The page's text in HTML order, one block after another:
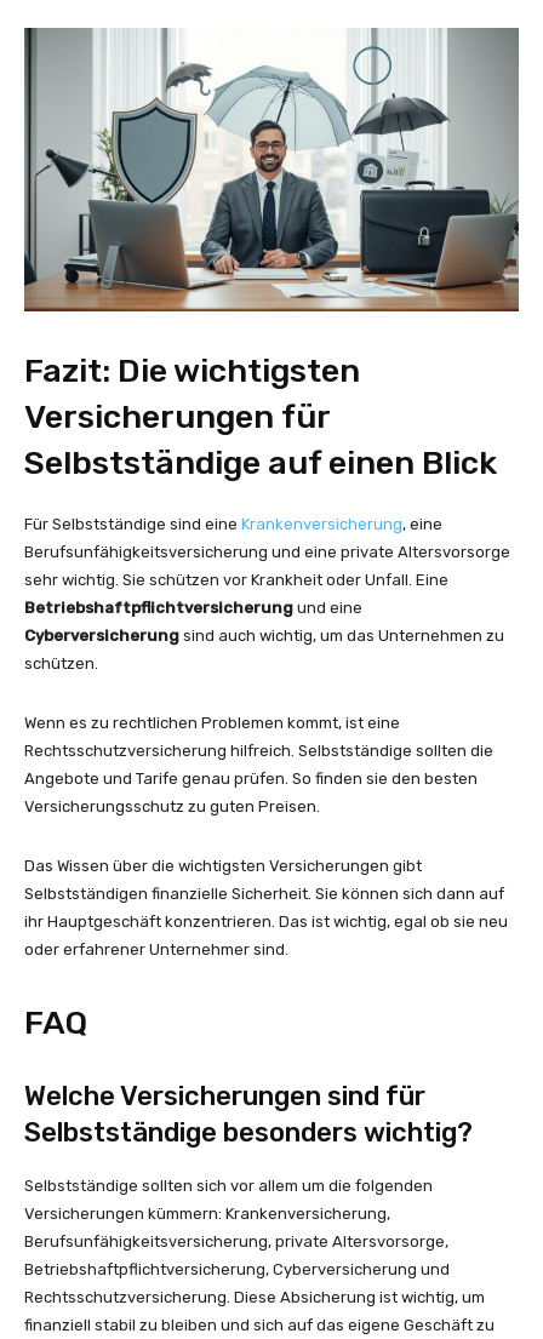
Fazit: Die wichtigsten
Versicherungen für
Selbstständige auf einen Blick
Für Selbstständige sind eine Krankenversicherung, eine
Berufsunfähigkeitsversicherung und eine private Altersvorsorge
sehr wichtig. Sie schützen vor Krankheit oder Unfall. Eine
Betriebshaftpflichtversicherung und eine
Cyberversicherung sind auch wichtig, um das Unternehmen zu
schützen.
Wenn es zu rechtlichen Problemen kommt, ist eine
Rechtsschutzversicherung hilfreich. Selbstständige sollten die
Angebote und Tarife genau prüfen. So finden sie den besten
Versicherungsschutz zu guten Preisen.
Das Wissen über die wichtigsten Versicherungen gibt
Selbstständigen finanzielle Sicherheit. Sie können sich dann auf
ihr Hauptgeschäft konzentrieren. Das ist wichtig, egal ob sie neu
oder erfahrener Unternehmer sind.
FAQ
Welche Versicherungen sind für
Selbstständige besonders wichtig?
Selbstständige sollten sich vor allem um die folgenden
Versicherungen kümmern: Krankenversicherung,
Berufsunfähigkeitsversicherung, private Altersvorsorge,
Betriebshaftpflichtversicherung, Cyberversicherung und
Rechtsschutzversicherung. Diese Absicherung ist wichtig, um
finanziell stabil zu bleiben und sich auf das eigene Geschäft zu